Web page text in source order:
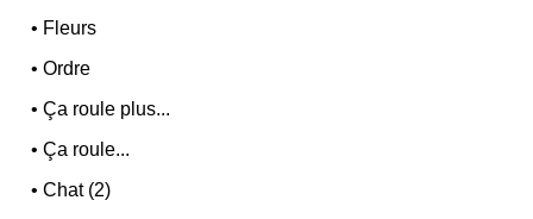
• Fleurs
•Ordre
•Ça roule plus...
•Ça roule...
•Chat (2)